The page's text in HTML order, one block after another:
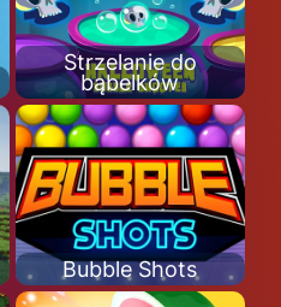
Strzelanie do
bąbelków
Bubble Shots